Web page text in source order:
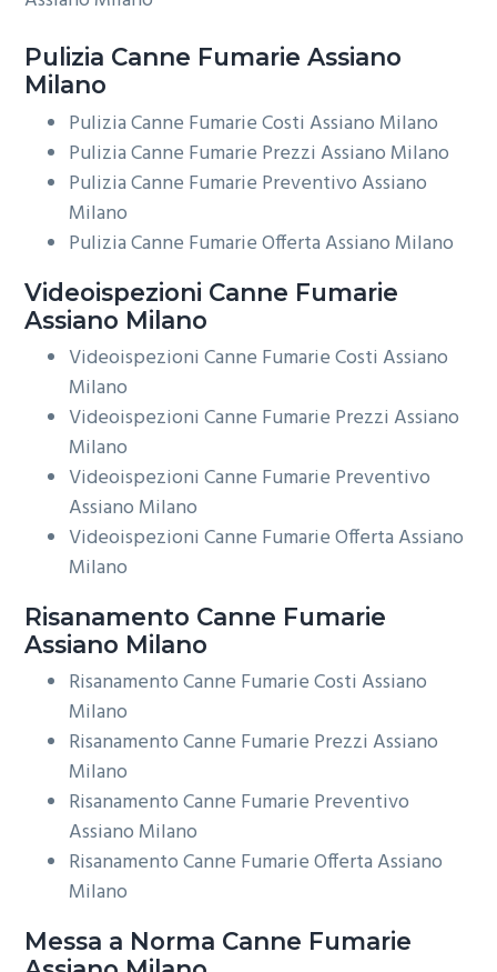
Pulizia Canne Fumarie Assiano
Milano
Pulizia Canne Fumarie Costi Assiano Milano
Pulizia Canne Fumarie Prezzi Assiano Milano
Pulizia Canne Fumarie Preventivo Assiano
Milano
Pulizia Canne Fumarie Offerta Assiano Milano
Videoispezioni Canne Fumarie
Assiano Milano
Videoispezioni Canne Fumarie Costi Assiano
Milano
Videoispezioni Canne Fumarie Prezzi Assiano
Milano
Videoispezioni Canne Fumarie Preventivo
Assiano Milano
Videoispezioni Canne Fumarie Offerta Assiano
Milano
Risanamento Canne Fumarie
Assiano Milano
Risanamento Canne Fumarie Costi Assiano
Milano
Risanamento Canne Fumarie Prezzi Assiano
Milano
Risanamento Canne Fumarie Preventivo
Assiano Milano
Risanamento Canne Fumarie Offerta Assiano
Milano
Messa a Norma Canne Fumarie